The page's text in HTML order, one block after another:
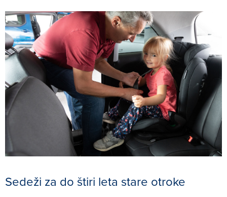
Sedeži za do štiri leta stare otroke